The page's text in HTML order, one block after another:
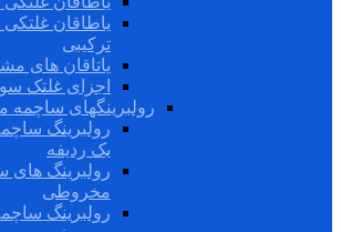
یاطاقان
ترکیبی
یاتاقان های
اجزای غلتک
رولبرینگهای
رولبرینگ
یک ردیفه
رولبرینگ های
مخروطی
رولبرینگ